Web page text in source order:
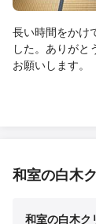
長い時間をかけ
した。ありがと
お願いします。
和室の白木
和室の白木ク